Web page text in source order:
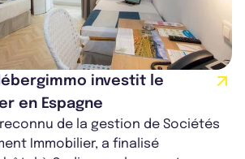
investit le
en Espagne
de la gestion de Sociétés
Immobilier, a finalisé